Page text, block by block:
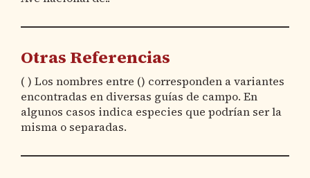
Otras Referencias
( ) Los nombres entre () corresponden a variantes
encontradas en diversas guías de campo. En
algunos casos indica especies que podrían ser la
misma o separadas.